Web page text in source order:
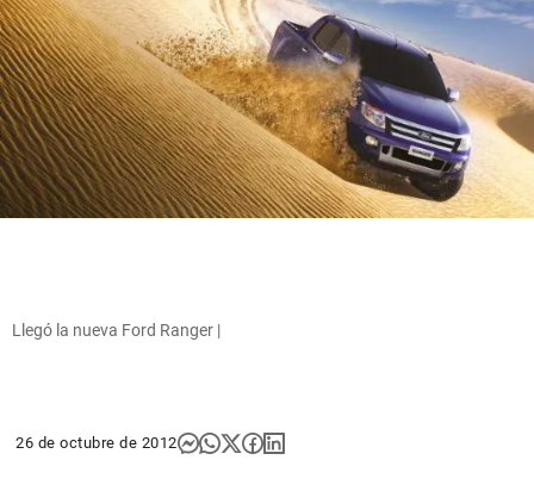
Llegó la nueva Ford Ranger |
26 de octubre de 2012